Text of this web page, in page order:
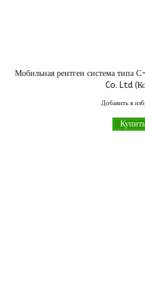
Мобильная рентген система типа
Co. Ltd
Добавить в
Купить